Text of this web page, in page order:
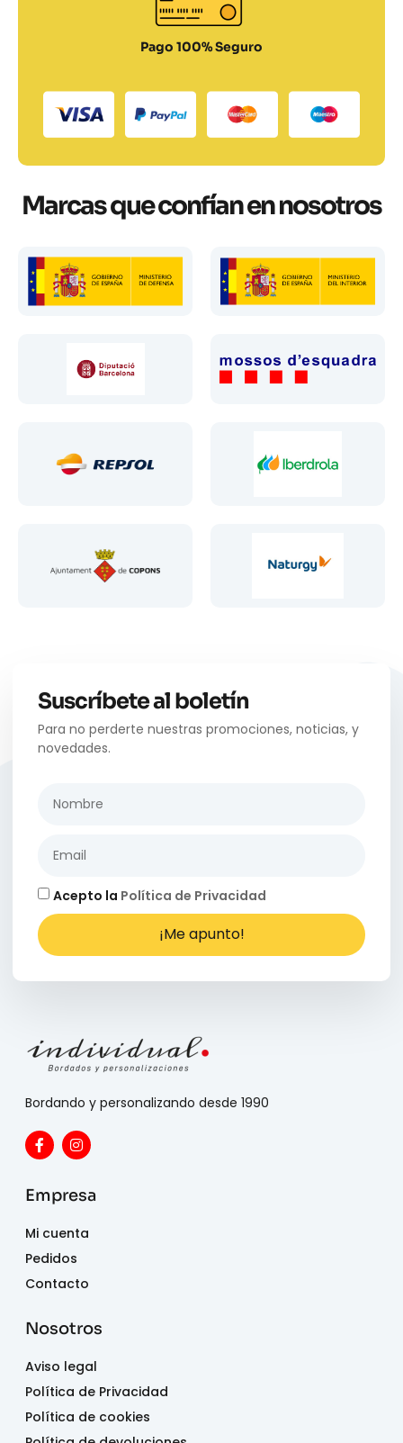
Pago 100% Seguro
Marcas que confían en nosotros
Suscríbete al boletín
Para no perderte nuestras promociones, noticias, y
novedades.
Acepto la Política de Privacidad
¡Me apunto!
Bordando y personalizando desde 1990
Empresa
Mi cuenta
Pedidos
Contacto
Nosotros
Aviso legal
Política de Privacidad
Política de cookies